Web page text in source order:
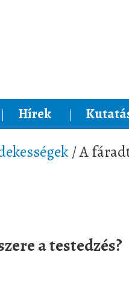
Hírek
/ A
a testedzés?